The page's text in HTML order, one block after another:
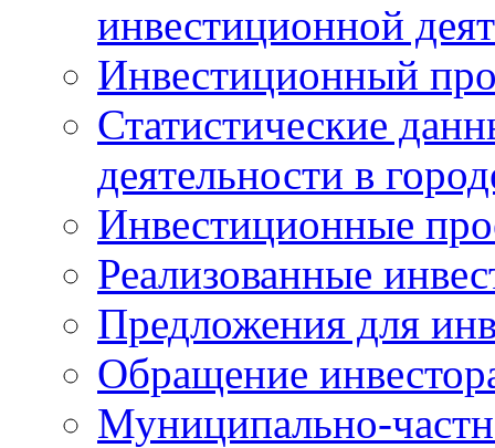
инвестиционной
Инвестиционный
Статистические
деятельности в
Инвестиционные
Реализованные
Предложения для
Обращение
Муниципально-